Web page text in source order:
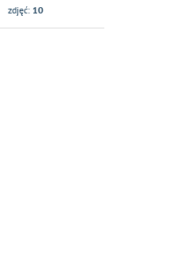
zdjęć: 10